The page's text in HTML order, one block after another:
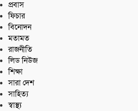
প্রবাস
ফিচার
বিনোদন
মতামত
রাজনীতি
লিড নিউজ
শিক্ষা
সারা দেশ
সাহিত্য
স্বাস্থ্য